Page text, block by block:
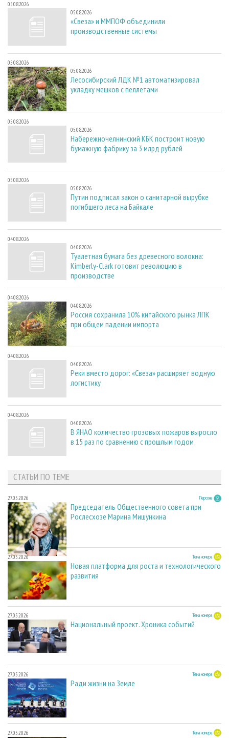
05.08.2026
05.08.2026
«Свеза» и ММПОФ объединили
производственные системы
05.08.2026
05.08.2026
Лесосибирский ЛДК №1 автоматизировал
укладку мешков с пеллетами
05.08.2026
05.08.2026
Набережночелнинский КБК построит новую
бумажную фабрику за 3 млрд рублей
05.08.2026
05.08.2026
Путин подписал закон о санитарной вырубке
погибшего леса на Байкале
04.08.2026
04.08.2026
Туалетная бумага без древесного волокна:
Kimberly-Clark готовит революцию в
производстве
04.08.2026
04.08.2026
Россия сохранила 10% китайского рынка ЛПК
при общем падении импорта
04.08.2026
04.08.2026
Реки вместо дорог: «Свеза» расширяет водную
логистику
04.08.2026
04.08.2026
В ЯНАО количество грозовых пожаров выросло
в 15 раз по сравнению с прошлым годом
СТАТЬИ ПО ТЕМЕ
27.05.2026 Персона
Председатель Общественного совета при
Рослесхозе Марина Мишункина
27.05.2026 Тема номера
Новая платформа для роста и технологического
развития
27.05.2026 Тема номера
Национальный проект. Хроника событий
27.05.2026 Тема номера
Ради жизни на Земле
27.05.2026 Тема номера